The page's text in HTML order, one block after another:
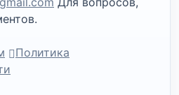
Политика